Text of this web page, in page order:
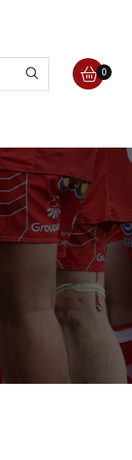
liens
les
0